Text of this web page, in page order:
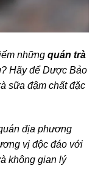
những quán trà
Hãy để Dược Bảo
sữa đậm chất đặc
địa phương
vị độc đáo với
không gian lý